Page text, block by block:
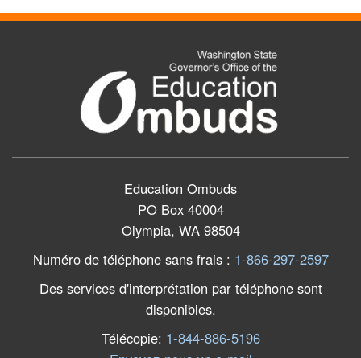
Education Ombuds
PO Box 40004
Olympia, WA 98504
Numéro de téléphone sans frais : 1-866-297-2597
Des services d'interprétation par téléphone sont
disponibles.
Télécopie: 1-844-886-5196